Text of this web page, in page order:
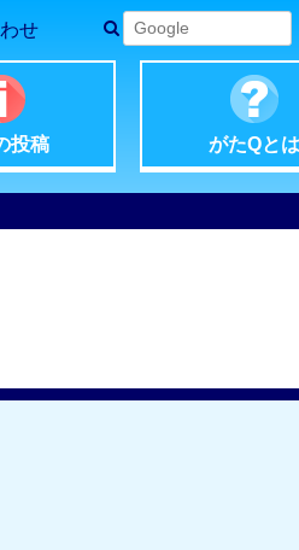
せ
投稿 がたQとは